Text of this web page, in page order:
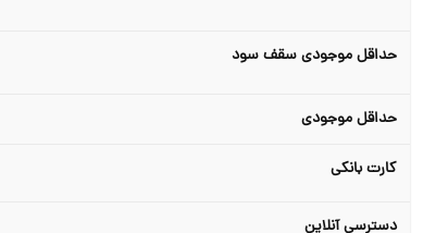
حداقل موجودی سقف سود
حداقل موجودی
کارت بانکی
دسترسی آنلاین